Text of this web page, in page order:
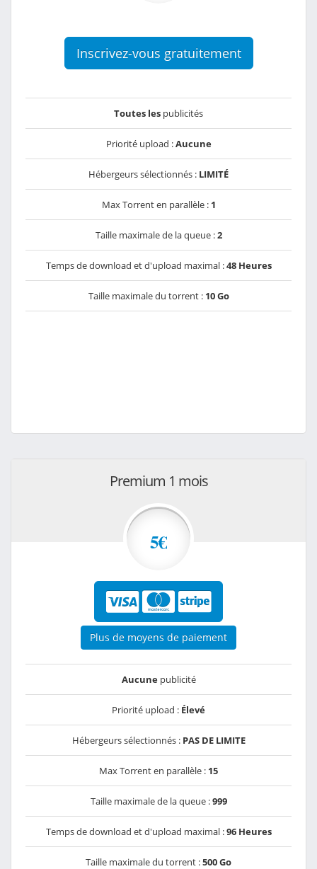
Inscrivez-vous gratuitement
Toutes les publicités
Priorité upload :Aucune
Hébergeurs sélectionnés : LIMITÉ
Max Torrent en parallèle : 1
Taille maximale de la queue :2
Temps de download et d'upload maximal :48 Heures
Taille maximale du torrent : 10 Go
Premium 1 mois
5€
Plus de moyens de paiement
Aucunepublicité
Priorité upload : Élevé
Hébergeurs sélectionnés : PAS DE LIMITE
Max Torrent en parallèle : 15
Taille maximale de la queue :999
Temps de download et d'upload maximal :96 Heures
Taille maximale du torrent :500 Go